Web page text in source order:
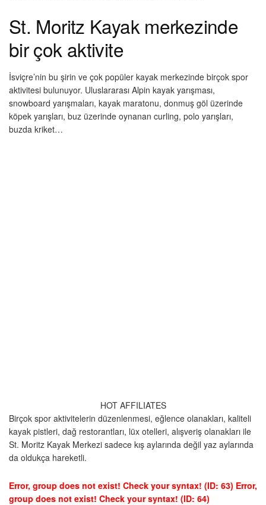
St. Moritz Kayak merkezinde
bir çok aktivite
İsviçre’nin bu şirin ve çok popüler kayak merkezinde birçok spor
aktivitesi bulunuyor. Uluslararası Alpin kayak yarışması,
snowboard yarışmaları, kayak maratonu, donmuş göl üzerinde
köpek yarışları, buz üzerinde oynanan curling, polo yarışları,
buzda kriket…
HOT AFFILIATES
Birçok spor aktivitelerin düzenlenmesi, eğlence olanakları, kaliteli
kayak pistleri, dağ restorantları, lüx otelleri, alışveriş olanakları ile
St. Moritz Kayak Merkezi sadece kış aylarında değil yaz aylarında
da oldukça hareketli.
Error, group does not exist! Check your syntax! (ID: 63) Error,
group does not exist! Check your syntax! (ID: 64)